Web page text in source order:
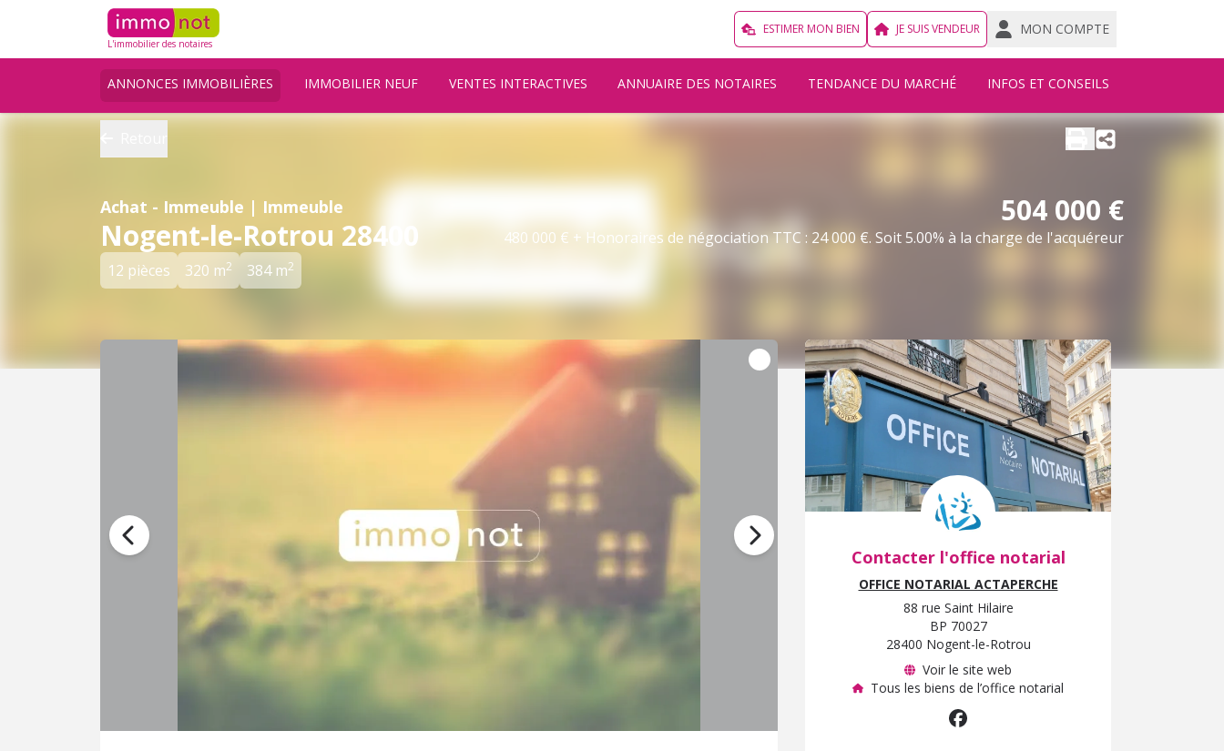
L'immobilier des notaires
ESTIMER MON BIEN JE SUIS VENDEUR MON COMPTE
ANNONCES IMMOBILIÈRES IMMOBILIER NEUF VENTES INTERACTIVES ANNUAIRE DES NOTAIRES TENDANCE DU MARCHÉ INFOS ET CONSEILS
Achat - Immeuble | Immeuble
Nogent-le-Rotrou 28400
12 pièces 320 m2 384 m2
504 000 €
480 000 € + Honoraires de négociation TTC : 24 000 €. Soit 5.00% à la charge de l'acquéreur
Contacter l'office notarial
OFFICE NOTARIAL ACTAPERCHE
88 rue Saint Hilaire
BP 70027
28400 Nogent-le-Rotrou
Voir le site web
Tous les biens de l’office notarial